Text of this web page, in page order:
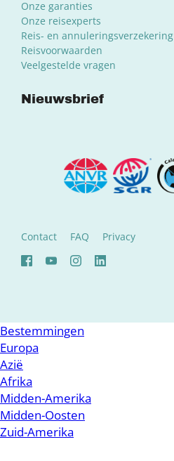
Onze garanties
Onze reisexperts
Reis- en annuleringsverzekering
Reisvoorwaarden
Veelgestelde vragen
Nieuwsbrief
Contact FAQ Privacy
Bestemmingen
Europa
Azië
Afrika
Midden-Amerika
Midden-Oosten
Zuid-Amerika